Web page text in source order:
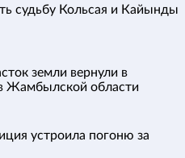
судьбу Кольсая и Кайынды
земли вернули в
Жамбылской области
устроила погоню за